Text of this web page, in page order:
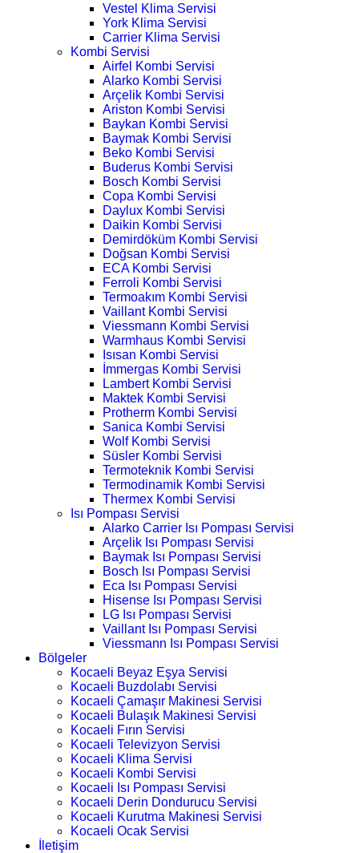
Vestel Klima Servisi
York Klima Servisi
Carrier Klima Servisi
Kombi Servisi
Airfel Kombi Servisi
Alarko Kombi Servisi
Arçelik Kombi Servisi
Ariston Kombi Servisi
Baykan Kombi Servisi
Baymak Kombi Servisi
Beko Kombi Servisi
Buderus Kombi Servisi
Bosch Kombi Servisi
Copa Kombi Servisi
Daylux Kombi Servisi
Daikin Kombi Servisi
Demirdöküm Kombi Servisi
Doğsan Kombi Servisi
ECA Kombi Servisi
Ferroli Kombi Servisi
Termoakım Kombi Servisi
Vaillant Kombi Servisi
Viessmann Kombi Servisi
Warmhaus Kombi Servisi
Isısan Kombi Servisi
İmmergas Kombi Servisi
Lambert Kombi Servisi
Maktek Kombi Servisi
Protherm Kombi Servisi
Sanica Kombi Servisi
Wolf Kombi Servisi
Süsler Kombi Servisi
Termoteknik Kombi Servisi
Termodinamik Kombi Servisi
Thermex Kombi Servisi
Isı Pompası Servisi
Alarko Carrier Isı Pompası Servisi
Arçelik Isı Pompası Servisi
Baymak Isı Pompası Servisi
Bosch Isı Pompası Servisi
Eca Isı Pompası Servisi
Hisense Isı Pompası Servisi
LG Isı Pompası Servisi
Vaillant Isı Pompası Servisi
Viessmann Isı Pompası Servisi
Bölgeler
Kocaeli Beyaz Eşya Servisi
Kocaeli Buzdolabı Servisi
Kocaeli Çamaşır Makinesi Servisi
Kocaeli Bulaşık Makinesi Servisi
Kocaeli Fırın Servisi
Kocaeli Televizyon Servisi
Kocaeli Klima Servisi
Kocaeli Kombi Servisi
Kocaeli Isı Pompası Servisi
Kocaeli Derin Dondurucu Servisi
Kocaeli Kurutma Makinesi Servisi
Kocaeli Ocak Servisi
İletişim